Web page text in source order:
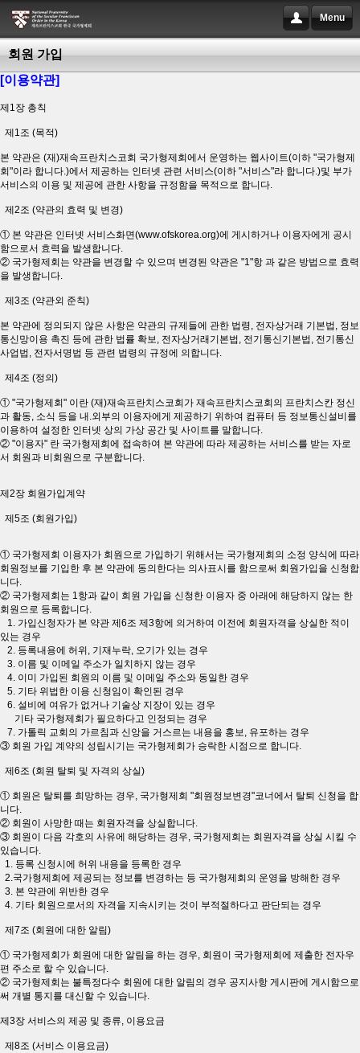
Menu
회원 가입
[이용약관]
제1장 총칙
제1조 (목적)
본 약관은 (재)재속프란치스코회 국가형제회에서 운영하는 웹사이트(이하 "국가형제
회"이라 합니다.)에서 제공하는 인터넷 관련 서비스(이하 "서비스"라 합니다.)및 부가
서비스의 이용 및 제공에 관한 사항을 규정함을 목적으로 합니다.
제2조 (약관의 효력 및 변경)
① 본 약관은 인터넷 서비스화면(www.ofskorea.org)에 게시하거나 이용자에게 공시
함으로서 효력을 발생합니다.
② 국가형제회는 약관을 변경할 수 있으며 변경된 약관은 "1"항 과 같은 방법으로 효력
을 발생합니다.
제3조 (약관외 준칙)
본 약관에 정의되지 않은 사항은 약관의 규제들에 관한 법령, 전자상거래 기본법, 정보
통신망이용 촉진 등에 관한 법률 확보, 전자상거래기본법, 전기통신기본법, 전기통신
사업법, 전자서명법 등 관련 법령의 규정에 의합니다.
제4조 (정의)
① "국가형제회" 이란 (재)재속프란치스코회가 재속프란치스코회의 프란치스칸 정신
과 활동, 소식 등을 내.외부의 이용자에게 제공하기 위하여 컴퓨터 등 정보통신설비를
이용하여 설정한 인터넷 상의 가상 공간 및 사이트를 말합니다.
② "이용자" 란 국가형제회에 접속하여 본 약관에 따라 제공하는 서비스를 받는 자로
서 회원과 비회원으로 구분합니다.
제2장 회원가입계약
제5조 (회원가입)
① 국가형제회 이용자가 회원으로 가입하기 위해서는 국가형제회의 소정 양식에 따라
회원정보를 기입한 후 본 약관에 동의한다는 의사표시를 함으로써 회원가입을 신청합
니다.
② 국가형제회는 1항과 같이 회원 가입을 신청한 이용자 중 아래에 해당하지 않는 한
회원으로 등록합니다.
1. 가입신청자가 본 약관 제6조 제3항에 의거하여 이전에 회원자격을 상실한 적이
있는 경우
2. 등록내용에 허위, 기재누락, 오기가 있는 경우
3. 이름 및 이메일 주소가 일치하지 않는 경우
4. 이미 가입된 회원의 이름 및 이메일 주소와 동일한 경우
5. 기타 위법한 이용 신청임이 확인된 경우
6. 설비에 여유가 없거나 기술상 지장이 있는 경우
기타 국가형제회가 필요하다고 인정되는 경우
7. 가톨릭 교회의 가르침과 신앙을 거스르는 내용을 홍보, 유포하는 경우
③ 회원 가입 계약의 성립시기는 국가형제회가 승락한 시점으로 합니다.
제6조 (회원 탈퇴 및 자격의 상실)
① 회원은 탈퇴를 희망하는 경우, 국가형제회 "회원정보변경"코너에서 탈퇴 신청을 합
니다.
② 회원이 사망한 때는 회원자격을 상실합니다.
③ 회원이 다음 각호의 사유에 해당하는 경우, 국가형제회는 회원자격을 상실 시킬 수
있습니다.
1. 등록 신청시에 허위 내용을 등록한 경우
2.국가형제회에 제공되는 정보를 변경하는 등 국가형제회의 운영을 방해한 경우
3. 본 약관에 위반한 경우
4. 기타 회원으로서의 자격을 지속시키는 것이 부적절하다고 판단되는 경우
제7조 (회원에 대한 알림)
① 국가형제회가 회원에 대한 알림을 하는 경우, 회원이 국가형제회에 제출한 전자우
편 주소로 할 수 있습니다.
② 국가형제회는 불특정다수 회원에 대한 알림의 경우 공지사항 게시판에 게시함으로
써 개별 통지를 대신할 수 있습니다.
제3장 서비스의 제공 및 종류, 이용요금
제8조 (서비스 이용요금)